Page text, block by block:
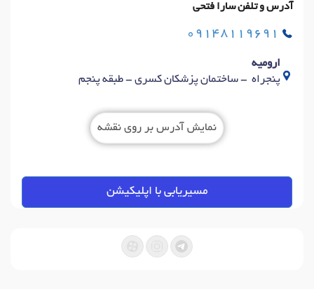
آدرس و تلفن سارا فتحی
09148119691
ارومیه
پنجراه - ساختمان پزشکان کسری - طبقه پنجم
نمایش آدرس بر روی نقشه
مسیریابی با اپلیکیشن